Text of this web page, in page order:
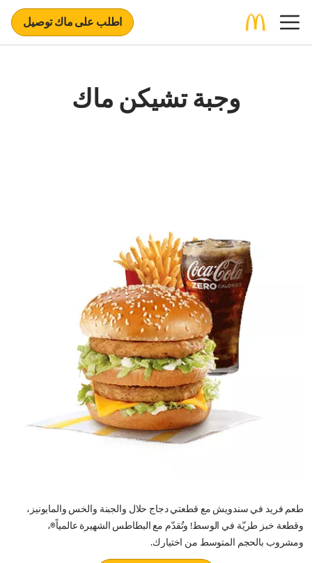
اطلب على ماك توصيل
وجبة تشيكن ماك
طعم فريد في سندويش مع قطعتي دجاج حلال والجبنة والخس والمايونيز،
وقطعة خبز طريّة في الوسط! وتُقدّم مع البطاطس الشهيرة عالمياً®،
ومشروب بالحجم المتوسط من اختيارك.